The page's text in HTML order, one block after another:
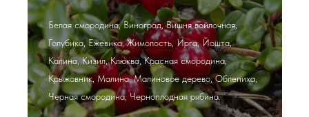
Белая смородина, Виноград, Вишня войлочная,
Голубика, Ежевика, Жимолость, Ирга, Йошта,
Калина, Кизил, Клюква, Красная смородина,
Крыжовник, Малина, Малиновое дерево, Облепиха,
Черная смородина, Черноплодная рябина.